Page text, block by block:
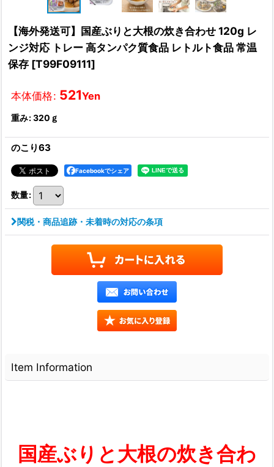
【海外発送可】国産ぶりと大根の炊き合わせ 120g レ
ンジ対応 トレー 高タンパク質食品 レトルト食品 常温
保存 [T99F09111]
本体価格: 521Yen
重み:320ｇ
のこり63
Facebookでシェア
数量:
関税・商品追跡・未着時の対応の条項
Item Information
国産ぶりと大根の炊き合わ